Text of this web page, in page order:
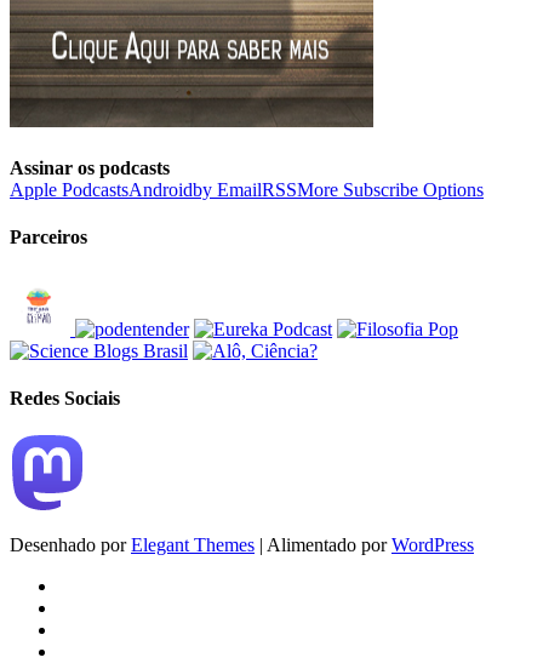
Assinar os podcasts
Apple PodcastsAndroidby EmailRSSMore Subscribe Options
Parceiros
Redes Sociais
Desenhado porElegant Themes | Alimentado porWordPress